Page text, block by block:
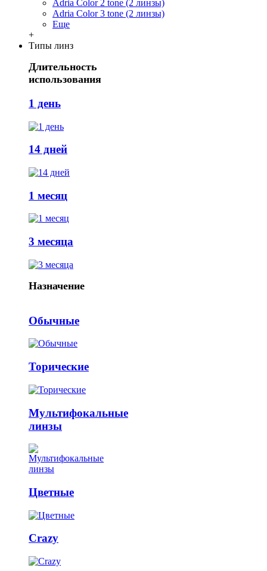
Adria Сolor 2 tone (2 линзы)
Adria Сolor 3 tone (2 линзы)
Еще
+
Типы линз
Длительность
использования
1 день
14 дней
1 месяц
3 месяца
Назначение
Обычные
Торические
Мультифокальные
линзы
Цветные
Crazy